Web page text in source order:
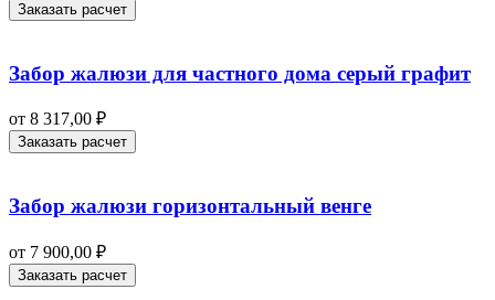
Заказать расчет
Забор жалюзи для частного дома серый графит
от 8 317,00 ₽
Заказать расчет
Забор жалюзи горизонтальный венге
от 7 900,00 ₽
Заказать расчет